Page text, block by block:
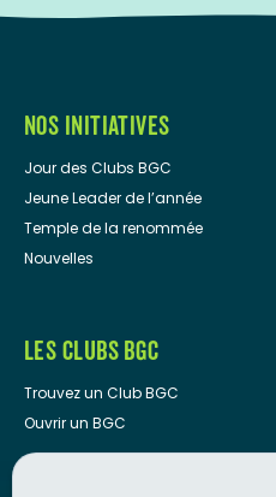
NOS INITIATIVES
Jour des Clubs BGC
Jeune Leader de l’année
Temple de la renommée
Nouvelles
LES CLUBS BGC
Trouvez un Club BGC
Ouvrir un BGC